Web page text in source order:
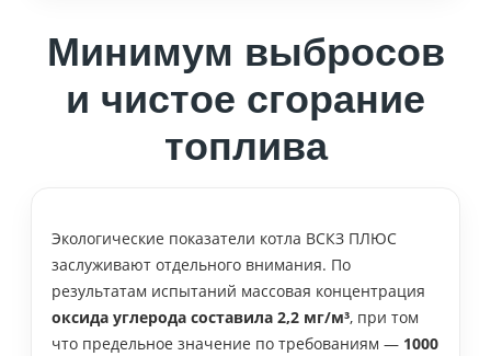
Минимум выбросов
и чистое сгорание
топлива
Экологические показатели котла ВСКЗ ПЛЮС
заслуживают отдельного внимания. По
результатам испытаний массовая концентрация
оксида углерода составила 2,2 мг/м³, при том
что предельное значение по требованиям — 1000